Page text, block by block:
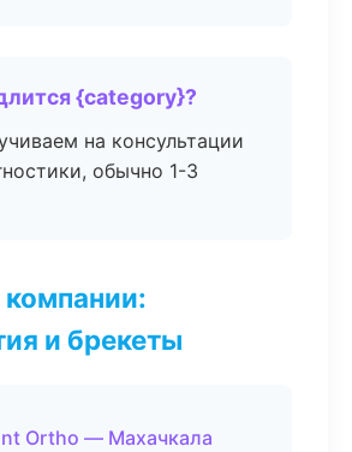
{category}?
на консультации
обычно 1-3
и брекеты
Ortho — Махачкала